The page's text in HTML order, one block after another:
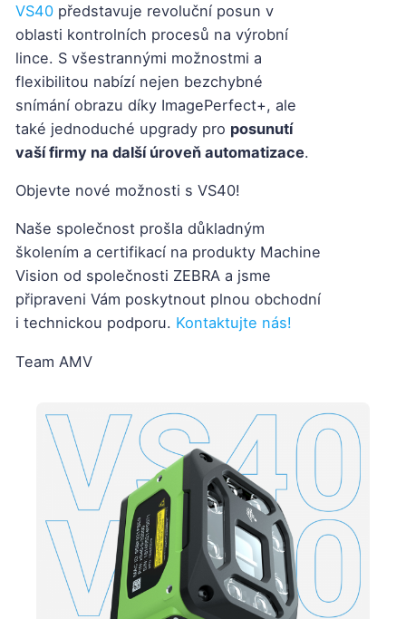
VS40 představuje revoluční posun v
oblasti kontrolních procesů na výrobní
lince. S všestrannými možnostmi a
flexibilitou nabízí nejen bezchybné
snímání obrazu díky ImagePerfect+, ale
také jednoduché upgrady pro posunutí
vaší firmy na další úroveň automatizace.
Objevte nové možnosti s VS40!
Naše společnost prošla důkladným
školením a certifikací na produkty Machine
Vision od společnosti ZEBRA a jsme
připraveni Vám poskytnout plnou obchodní
i technickou podporu. Kontaktujte nás!
Team AMV